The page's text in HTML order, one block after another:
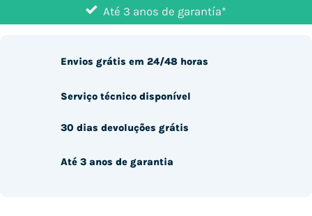
Até 3 anos de garantía*
Envios grátis em 24/48 horas
Serviço técnico disponível
30 dias devoluções grátis
Até 3 anos de garantia